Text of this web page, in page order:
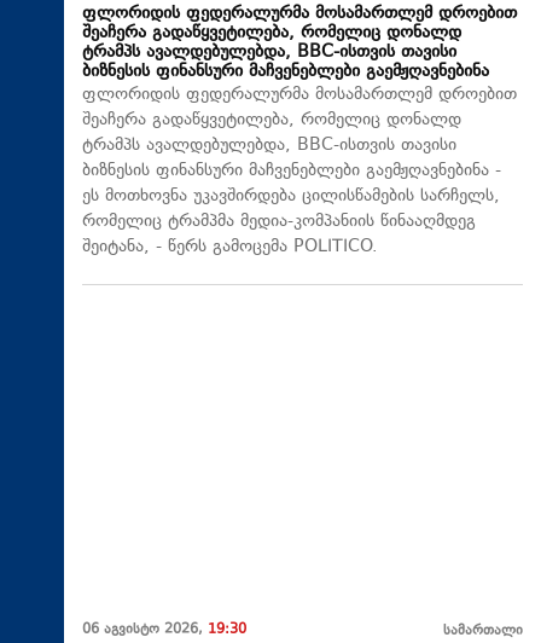
ფლორიდის ფედერალურმა მოსამართლემ დროებით
შეაჩერა გადაწყვეტილება, რომელიც დონალდ
ტრამპს ავალდებულებდა, BBC-ისთვის თავისი
ბიზნესის ფინანსური მაჩვენებლები გაემჟღავნებინა
ფლორიდის ფედერალურმა მოსამართლემ დროებით
შეაჩერა გადაწყვეტილება, რომელიც დონალდ
ტრამპს ავალდებულებდა, BBC-ისთვის თავისი
ბიზნესის ფინანსური მაჩვენებლები გაემჟღავნებინა -
ეს მოთხოვნა უკავშირდება ცილისწამების სარჩელს,
რომელიც ტრამპმა მედია-კომპანიის წინააღმდეგ
შეიტანა, - წერს გამოცემა POLITICO.
06 აგვისტო 2026, 19:30 სამართალი